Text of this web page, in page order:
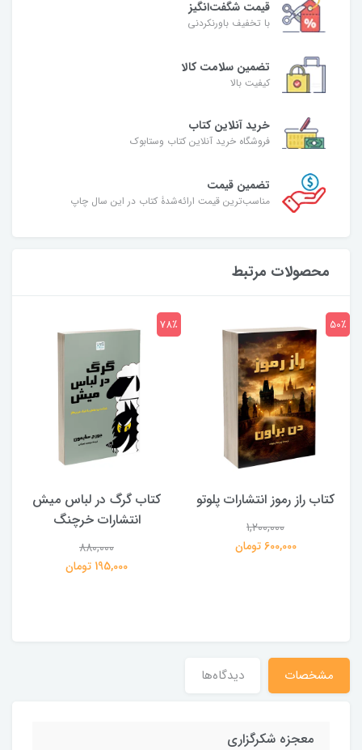
قیمت شگفت‌انگیز
با تخفیف باورنکردنی
تضمین سلامت کالا
کیفیت بالا
خرید آنلاین کتاب
فروشگاه خرید آنلاین کتاب وستابوک
تضمین قیمت
مناسب‌ترین قیمت ارائه‌شدۀ کتاب در این سال چاپ
محصولات مرتبط
کتاب راز رموز انتشارات پلوتو
1,200,000
600,000 تومان
50٪
کتاب گرگ در لباس میش
انتشارات خرچنگ
880,000
195,000 تومان
78٪
مشخصات دیدگاه‌ها
معجزه شکرگزاری